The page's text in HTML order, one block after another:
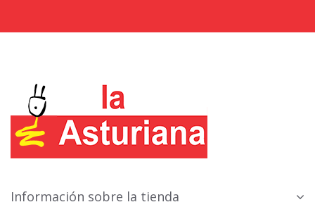
Información sobre la tienda